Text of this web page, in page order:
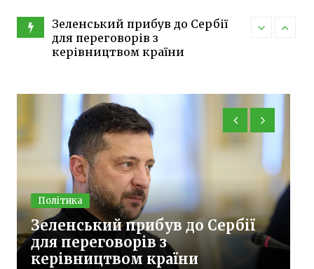
для переговорів з
керівництвом країни
В ЗСУ змінять систему
харчування: продукти
частини
Федоров
до Сербії
В ЗСУ змінять
харчування:
перевірятимуть до
частини